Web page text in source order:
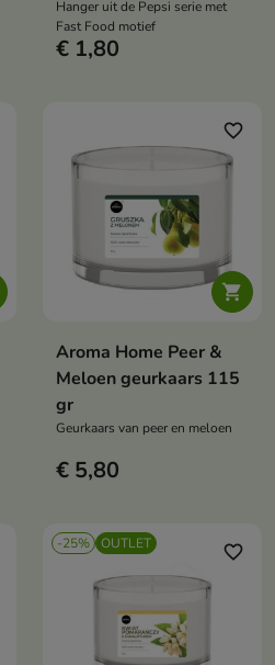
Hanger uit de Pepsi serie met
Fast Food motief
€ 1,80

favorite_border
Aroma Home Peer &
Meloen geurkaars 115
gr
Geurkaars van peer en meloen
€ 5,80
-25% OUTLET favorite_border